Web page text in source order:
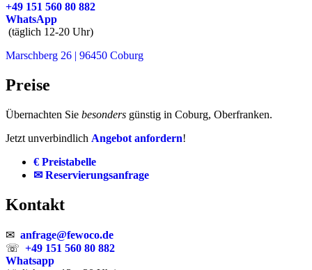
+49 151 560 80 882
WhatsApp
(täglich 12-20 Uhr)
Marschberg 26 | 96450 Coburg
Preise
Übernachten Sie besonders günstig in Coburg, Oberfranken.
Jetzt unverbindlich Angebot anfordern!
€ Preistabelle
✉ Reservierungsanfrage
Kontakt
✉ anfrage@fewoco.de
☏ +49 151 560 80 882
Whatsapp